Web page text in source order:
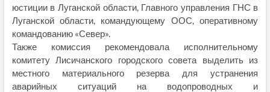
юстиции в Луганской области, Главного управления ГНС в
Луганской области, командующему ООС, оперативному
командованию «Север».
Также комиссия рекомендовала исполнительному
комитету Лисичанского городского совета выделить из
местного материального резерва для устранения
аварийных ситуаций на водопроводных и